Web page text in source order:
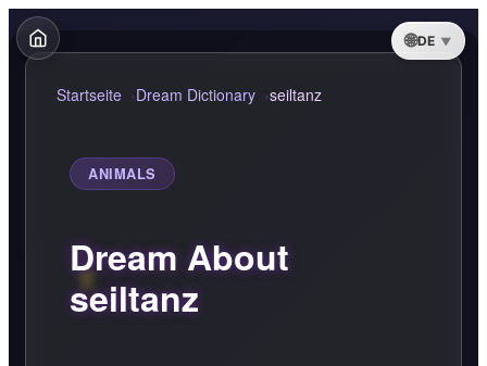
DE
Startseite Dream Dictionary seiltanz
ANIMALS
Dream About
seiltanz